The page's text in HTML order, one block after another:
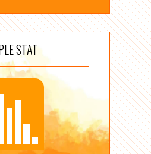
STAT